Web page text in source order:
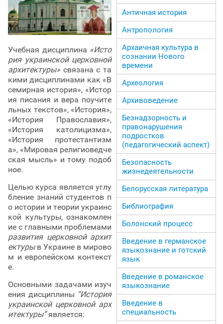
Учебная дисциплина «Исто
рия украинской церковной
архитектуры» связана с та
кими дисциплинами как «В
семирная история», «Истор
ия писания и вера поучите
льных текстов», «История»,
«История Православия»,
«История католицизма»,
«История протестантизм
а», «Мировая религиоведче
ская мысль» и тому подоб
ное.
Целью курса является углу
бление знаний студентов п
о истории и теории украинс
кой культуры, ознакомлен
ие с главными проблемами
развития церковной архит
ектурыв Украине в мирово
м и европейском контекст
е.
Основными задачами изуч
ения дисциплины “История
украинской церковной арх
итектуры”является:
Античная история
Антропология
Архаичная культура в
сознании Нового
времени
Археология
Архивоведение
Безнадзорность и
правонарушения
подростков
(педагогический аспект)
Безопасность
жизнедеятельности
Белорусская литература
Библиография
Болонский процесс
Введение в германское
языкознание и готский
язык
Введение в романское
языкознание
Введение в
специальность